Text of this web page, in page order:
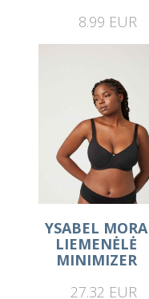
8.99 EUR
YSABEL MORA
LIEMENĖLĖ
MINIMIZER
27.32 EUR